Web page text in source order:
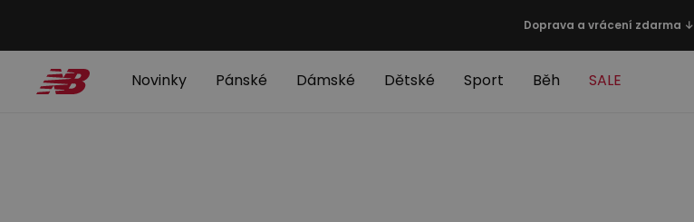
Doprava a vrácení zdarma ↓
Novinky Pánské Dámské Dětské Sport Běh SALE